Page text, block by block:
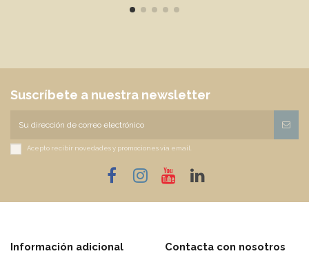
Suscríbete a nuestra newsletter
Acepto recibir novedades y promociones vía email.
Información adicional Contacta con nosotros